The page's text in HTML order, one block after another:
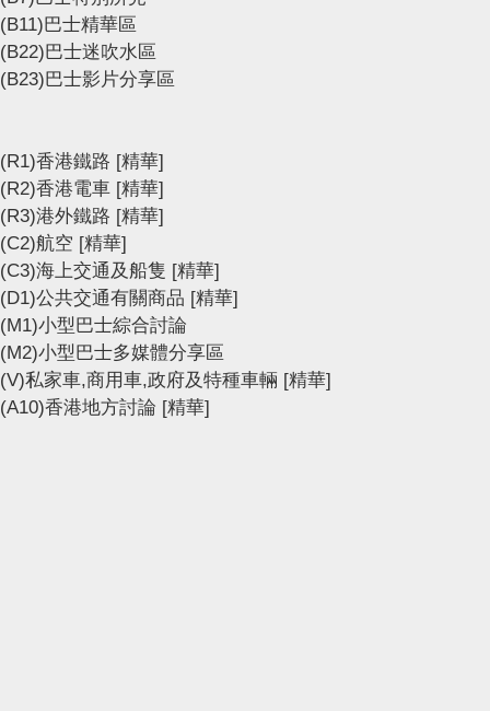
(B11)巴士精華區
(B22)巴士迷吹水區
(B23)巴士影片分享區
(R1)香港鐵路 [精華]
(R2)香港電車 [精華]
(R3)港外鐵路 [精華]
(C2)航空 [精華]
(C3)海上交通及船隻 [精華]
(D1)公共交通有關商品 [精華]
(M1)小型巴士綜合討論
(M2)小型巴士多媒體分享區
(V)私家車,商用車,政府及特種車輛 [精華]
(A10)香港地方討論 [精華]